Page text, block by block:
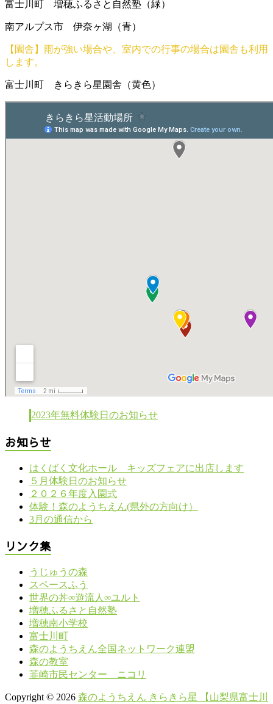
富士川町 増穂ふるさと自然塾（緑）
南アルプス市 伊奈ヶ湖（青）
【園舎】雨が強い場合や、室内での行事の場合は園舎も利用
します。
富士川町 きらきら星園舎（黄色）
2023年無料体験日のお知らせ
お知らせ
はくばく文化ホール キッズフェアに出店します
５月体験日のお知らせ
２０２６年度入園式
体験！森のようちえん(県外の方向け）
3月の通信から
リンク集
うじゅうの森
スペースふう
世界の丼∞遊流人∞ユルト
増穂ふるさと自然塾
増穂南小学校
富士川町
森のようちえん全国ネットワーク連盟
森の教室
韮崎市民センター ニコリ
Copyright © 2026 森のようちえん きらきら星 【山梨県富士川